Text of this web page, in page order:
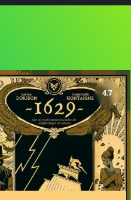
4.7